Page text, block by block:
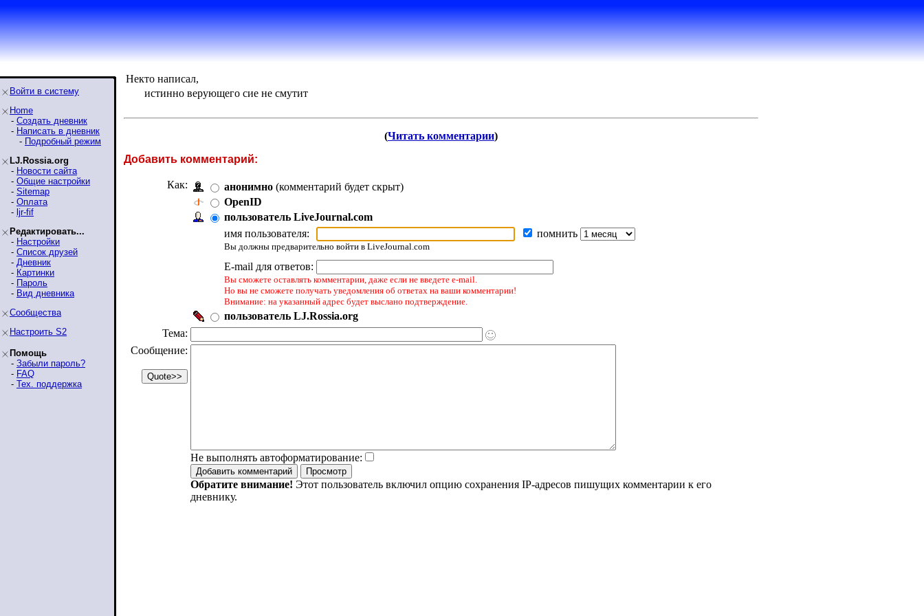
Войти в систему
Home
- Создать дневник
- Написать в дневник
- Подробный режим
LJ.Rossia.org
- Новости сайта
- Общие настройки
- Sitemap
- Оплата
- ljr-fif
Редактировать...
- Настройки
- Список друзей
- Дневник
- Картинки
- Пароль
- Вид дневника
Сообщества
Настроить S2
Помощь
- Забыли пароль?
- FAQ
- Тех. поддержка
Некто написал,
истинно верующего сие не смутит
(Читать комментарии)
Добавить комментарий:
Как: анонимно (комментарий будет скрыт)
OpenID
пользователь LiveJournal.com
имя пользователя:
помнить
Вы должны предварительно войти в LiveJournal.com
E-mail для ответов:
Вы сможете оставлять комментарии, даже если не введете e-mail.
Но вы не сможете получать уведомления об ответах на ваши комментарии!
Внимание: на указанный адрес будет выслано подтверждение.
пользователь LJ.Rossia.org
Тема:
Сообщение:
Не выполнять автоформатирование:
Обратите внимание! Этот пользователь включил опцию сохранения IP-адресов пишущих комментарии к его
дневнику.